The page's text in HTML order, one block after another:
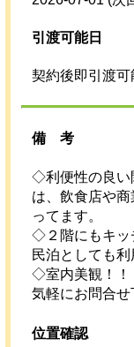
引渡可能日
契約後即引渡可
備考
◇利便性の良
は、飲食店や
ってます。
◇２階にもキッ
民泊としても利
◇室内美観！！
気軽にお問合
位置確認